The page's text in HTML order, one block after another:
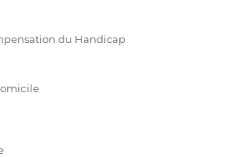
du Handicap